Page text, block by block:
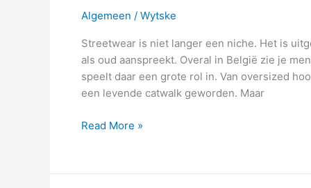
Algemeen / Wytske
Streetwear is niet langer een niche. Het is
als oud aanspreekt. Overal in België zie je
speelt daar een grote rol in. Van oversized
een levende catwalk geworden. Maar
Belgische
lokale
Read More »